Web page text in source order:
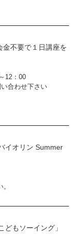
不要で１日講座を
12：00
合わせ下さい
イオリン Summer
もソーイング」